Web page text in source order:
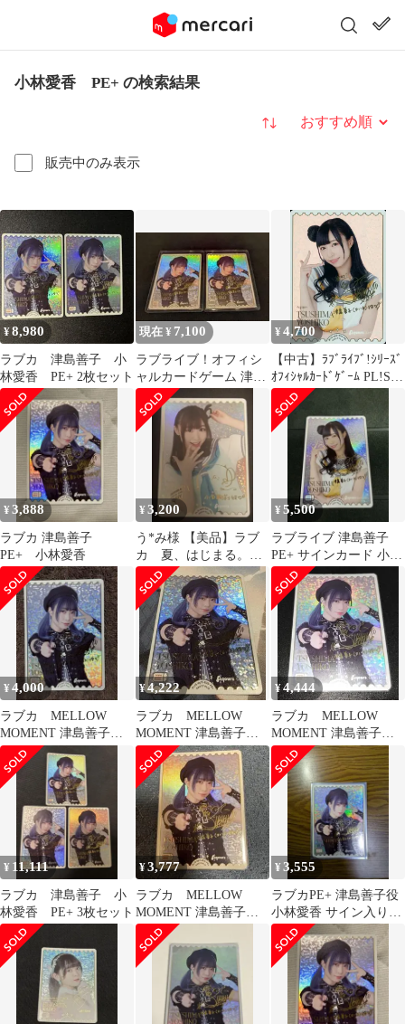
小林愛香 PE+ の検索結果
販売中のみ表示
並び替え
¥8,980
ラブカ 津島善子 小
林愛香 PE+ 2枚セット
現在 ¥ 7,100
ラブライブ！オフィシ
ャルカードゲーム 津島
善子【pe+】 2枚セット
ラブカ
¥4,700
【中古】ﾗﾌﾞﾗｲﾌﾞ!ｼﾘｰｽﾞ
ｵﾌｨｼｬﾙｶｰﾄﾞｹﾞｰﾑ PL!S-
bp2-033-PE+[PE+]：
TSUSHIMA
YOSHIKO(小林愛香金
箔押しサイン入り)
¥3,888
ラブカ 津島善子
PE+ 小林愛香
¥3,200
う*み様 【美品】ラブ
カ 夏、はじまる。
鈴木愛奈 小原鞠莉
PE+
¥5,500
ラブライブ 津島善子
PE+ サインカード 小林
愛香
¥4,000
ラブカ MELLOW
MOMENT 津島善子
PE+ 小林愛香
¥4,222
ラブカ MELLOW
MOMENT 津島善子
PE+ 小林愛香
¥4,444
ラブカ MELLOW
MOMENT 津島善子
PE+ 小林愛香
¥ 11,111
ラブカ 津島善子 小
林愛香 PE+ 3枚セット
¥3,777
ラブカ MELLOW
MOMENT 津島善子
PE+ 小林愛香
¥3,555
ラブカPE+ 津島善子役
小林愛香 サイン入りカ
ード